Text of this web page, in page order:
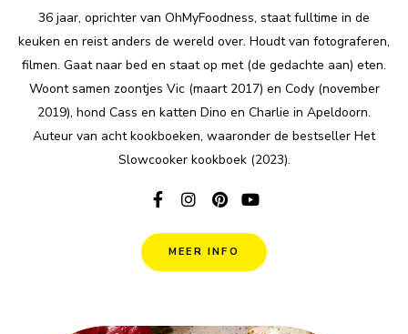
36 jaar, oprichter van OhMyFoodness, staat fulltime in de
keuken en reist anders de wereld over. Houdt van fotograferen,
filmen. Gaat naar bed en staat op met (de gedachte aan) eten.
Woont samen zoontjes Vic (maart 2017) en Cody (november
2019), hond Cass en katten Dino en Charlie in Apeldoorn.
Auteur van acht kookboeken, waaronder de bestseller Het
Slowcooker kookboek (2023).
MEER INFO